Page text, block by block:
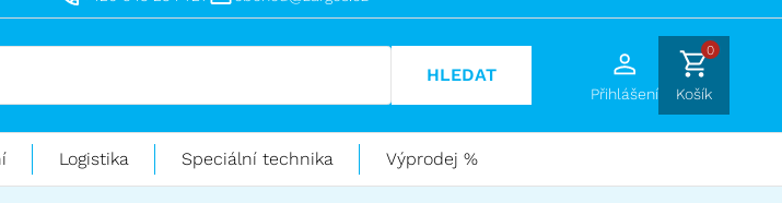
HLEDAT
Přihlášení
0
Košík
Logistika Speciální technika Výprodej %